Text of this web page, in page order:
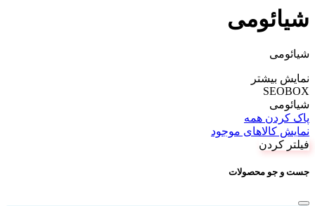
شیائومی
شیائومی
نمایش بیشتر
SEOBOX
شیائومی
پاک کردن همه
نمایش کالاهای موجود
فیلتر کردن
جست و جو محصولات